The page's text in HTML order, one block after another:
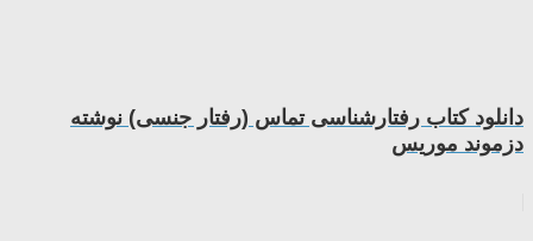
دانلود کتاب رفتارشناسی تماس (رفتار جنسی) نوشته
دزموند موریس